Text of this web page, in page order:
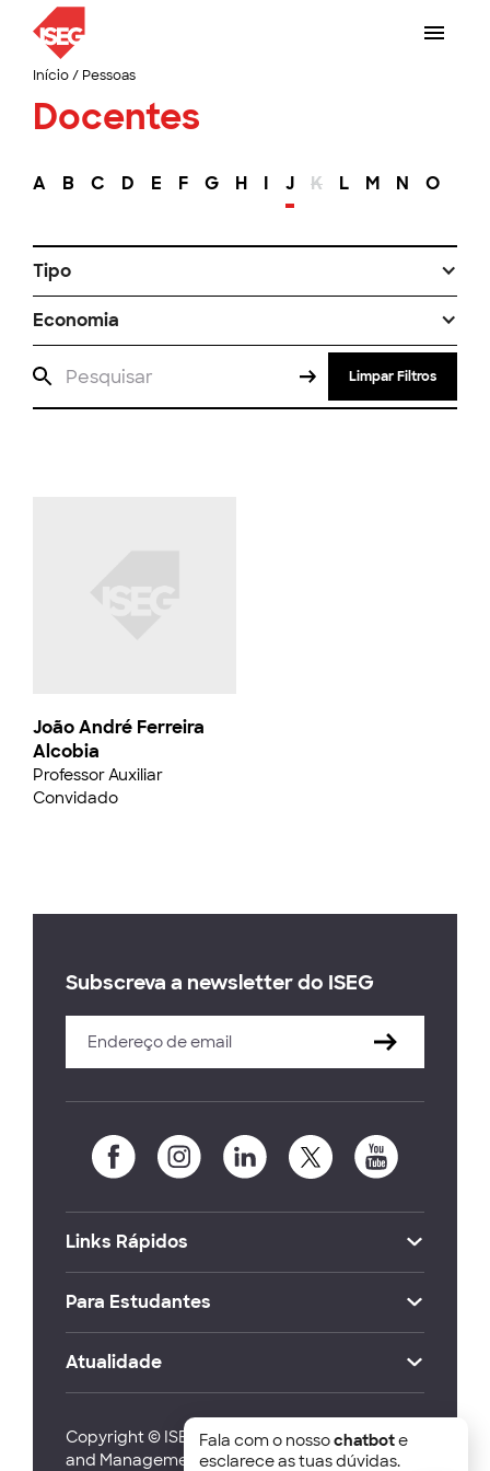
Início/ Pessoas
Docentes
A B C D E F G H I J K L M N O
Tipo
Economia
Limpar Filtros
João André Ferreira
Alcobia
Professor Auxiliar
Convidado
Subscreva a newsletter do ISEG
Links Rápidos
Para Estudantes
Atualidade
Copyright © ISEG Lisbon School of Economics
and Management 2026
Fala com o nossochatbote
esclarece as tuas dúvidas.